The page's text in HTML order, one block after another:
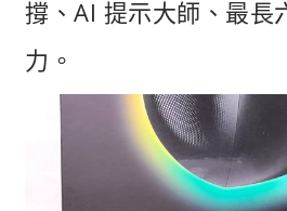
撐、AI 提示大師、最長
力。